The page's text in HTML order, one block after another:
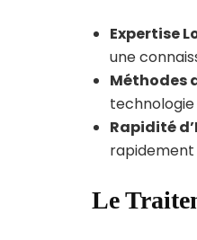
Expertise
une
Méthodes
Rapidité
Le